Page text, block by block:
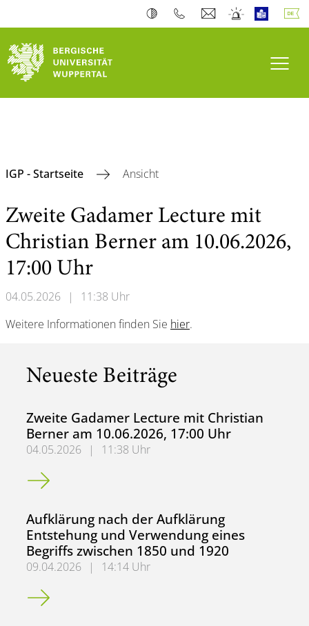
IGP - Startseite Ansicht
Zweite Gadamer Lecture mit
Christian Berner am 10.06.2026,
17:00 Uhr
04.05.2026 |
11:38 Uhr
Weitere Informationen finden Sie hier.
Neueste Beiträge
Zweite Gadamer Lecture mit Christian
Berner am 10.06.2026, 17:00 Uhr
04.05.2026 |
11:38 Uhr
Zweite Gadamer Lecture mit Christian Berner am
Aufklärung nach der Aufklärung
Entstehung und Verwendung eines
Begriffs zwischen 1850 und 1920
09.04.2026 |
14:14 Uhr
Aufklärung nach der Aufklärung Entstehung und